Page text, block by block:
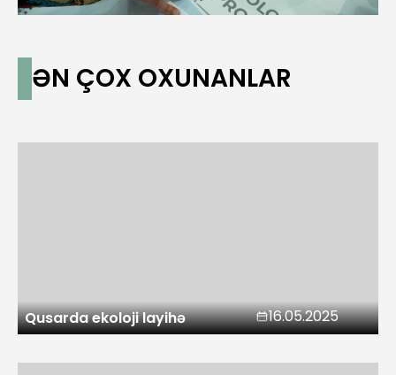
ƏN ÇOX OXUNANLAR
Qusarda ekoloji layihə 16.05.2025